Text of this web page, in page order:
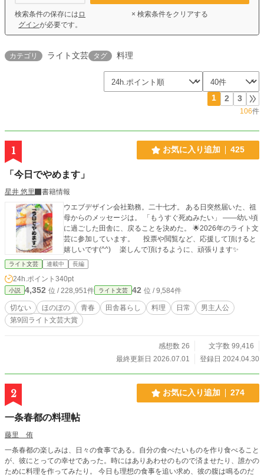
検索条件の保存には ロ
グインが必要です。
× 検索条件をクリアする
カテゴリ ライト文芸 タグ 料理
1 2 3
106件
1 お気に入り追加 425
「今日でやめます」
星井 悠里
書籍情報
ウエブデザイン会社勤務。二十七才。 ある日突然届いた、祖
母からのメッセージは。 「もうすぐ死ぬみたい」 ――幼い頃
に過ごした田舎に、戻ることを決めた。 🌟2026年のライト文
芸に参加しています。 投票や閲覧など、応援して頂けると
嬉しいです(^^) 楽しんで頂けるように、頑張ります✨
ライト文芸 連載中 長編
24h.ポイント 340pt
小説 4,352 位 / 228,951件 ライト文芸 42 位 / 9,584件
切ない ほのぼの 青春 田舎暮らし 料理 日常
男主人公
第9回ライト文芸大賞
感想数 26
文字数 99,416
最終更新日 2026.07.01
登録日 2024.04.30
2 お気に入り追加 274
一条春都の料理帖
藤里 侑
一条春都の楽しみは、日々の食事である。自分の食べたいものを作り食べること
が、彼にとっての幸せであった。時にはありあわせのもので済ませたり、誰かの
ために料理を作ってみたり。 今日も理想の食事を追い求め、彼の腹は鳴るのだ